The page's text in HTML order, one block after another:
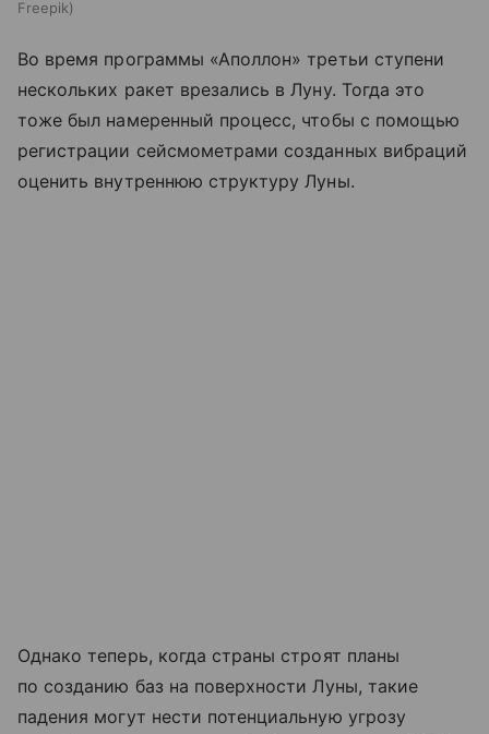
Freepik
Во время программы «Аполлон» третьи ступени
нескольких ракет врезались в Луну. Тогда это
тоже был намеренный процесс, чтобы с помощью
регистрации сейсмометрами созданных вибраций
оценить внутреннюю структуру Луны.
Однако теперь, когда страны строят планы
по созданию баз на поверхности Луны, такие
падения могут нести потенциальную угрозу